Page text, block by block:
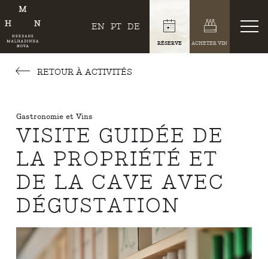
EN PT DE
RÉSERVE ACHETER VIN
RETOUR À ACTIVITÉS
Gastronomie et Vins
VISITE GUIDÉE DE
LA PROPRIÉTÉ ET
DE LA CAVE AVEC
DÉGUSTATION